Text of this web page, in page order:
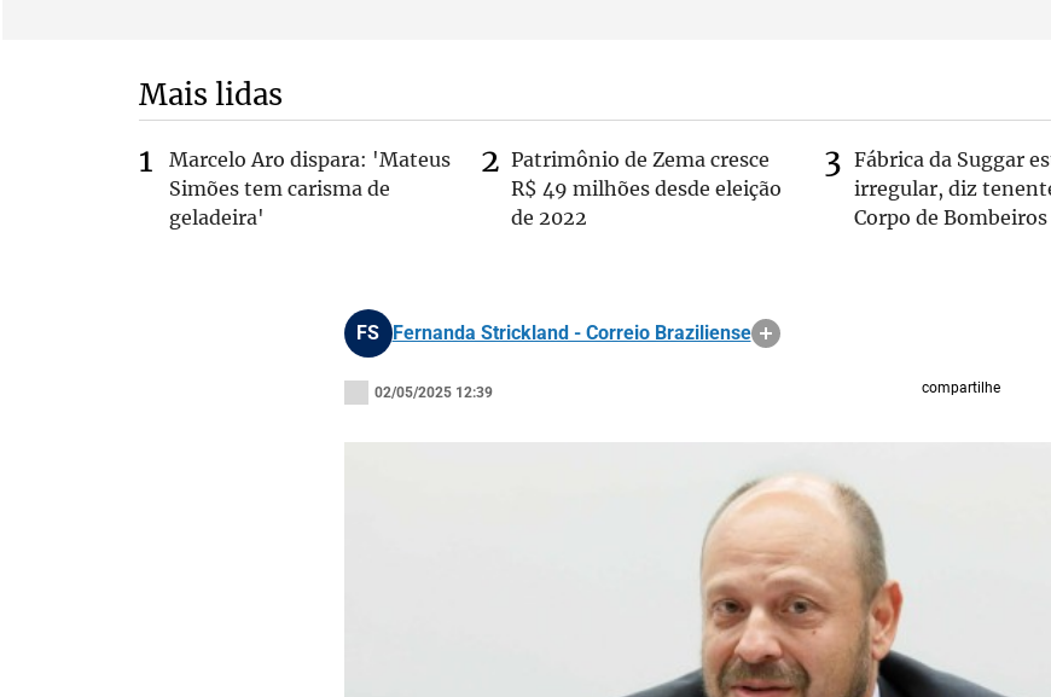
Mais lidas
Marcelo Aro dispara: 'Mateus
Simões tem carisma de
geladeira'
Patrimônio de Zema cresce
R$ 49 milhões desde eleição
de 2022
Fábrica da Suggar
irregular, diz
Corpo de Bombeiros
FS Fernanda Strickland - Correio Braziliense
02/05/2025 12:39 compartilhe